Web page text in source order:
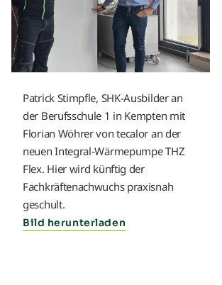
Patrick Stimpfle, SHK-Ausbilder an
der Berufsschule 1 in Kempten mit
Florian Wöhrer von tecalor an der
neuen Integral-Wärmepumpe THZ
Flex. Hier wird künftig der
Fachkräftenachwuchs praxisnah
geschult.
Bild herunterladen